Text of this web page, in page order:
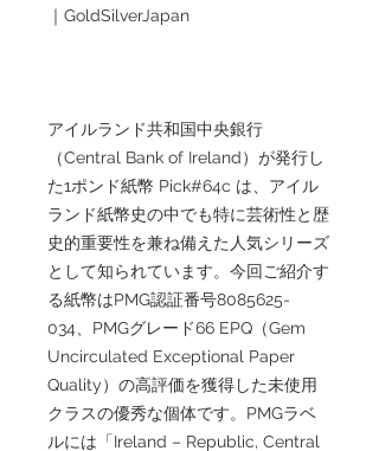
｜GoldSilverJapan
アイルランド共和国中央銀行
（Central Bank of Ireland）が発行し
た1ポンド紙幣 Pick#64c は、アイル
ランド紙幣史の中でも特に芸術性と歴
史的重要性を兼ね備えた人気シリーズ
として知られています。今回ご紹介す
る紙幣はPMG認証番号8085625-
034、PMGグレード66 EPQ（Gem
Uncirculated Exceptional Paper
Quality）の高評価を獲得した未使用
クラスの優秀な個体です。PMGラベ
ルには「Ireland – Republic, Central